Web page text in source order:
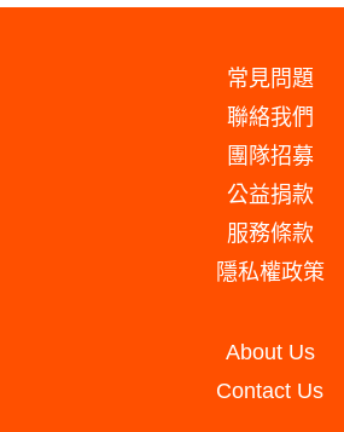
常見問題
聯絡我們
團隊招募
公益捐款
服務條款
隱私權政策
About Us
Contact Us